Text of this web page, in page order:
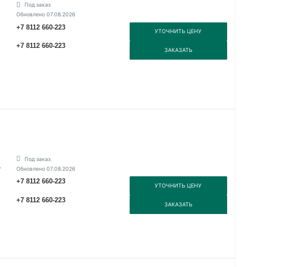
Под заказ
Обновлено 07.08.2026
+7 8112 660-223
УТОЧНИТЬ ЦЕНУ
+7 8112 660-223
ЗАКАЗАТЬ
Под заказ
Обновлено 07.08.2026
+7 8112 660-223
УТОЧНИТЬ ЦЕНУ
+7 8112 660-223
ЗАКАЗАТЬ